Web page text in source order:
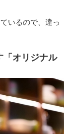
いるので、違っ
「オリジナル